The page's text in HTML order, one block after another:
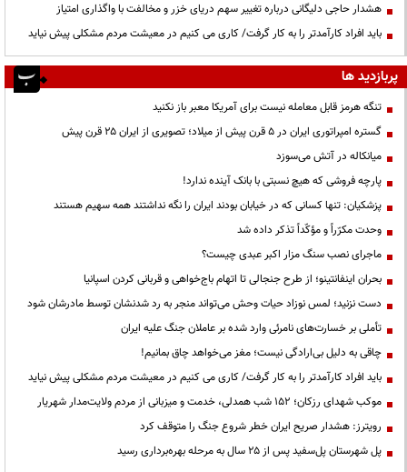
هشدار حاجی دلیگانی درباره تغییر سهم دریای خزر و مخالفت با واگذاری امتیاز
باید افراد کارآمدتر را به کار گرفت/ کاری می کنیم در معیشت مردم مشکلی پیش نیاید
پربازدید ها
تنگه هرمز قابل معامله نیست برای آمریکا معبر باز نکنید
گستره امپراتوری ایران در ۵ قرن پیش از میلاد؛ تصویری از ایران ۲۵ قرن پیش
میانکاله در آتش می‌سوزد
پارچه فروشی که هیچ نسبتی با بانک آینده ندارد!
پزشکیان: تنها کسانی که در خیابان بودند ایران را نگه نداشتند همه سهیم هستند
وحدت مکرّراً و مؤکّداً تذکر داده شد
ماجرای نصب سنگ مزار اکبر عبدی چیست؟
بحران اینفانتینو؛ از طرح جنجالی تا اتهام باج‌خواهی و قربانی کردن اسپانیا
دست نزنید؛ لمس نوزاد حیات وحش می‌تواند منجر به رد شدنشان توسط مادرشان شود
تأملی بر خسارت‌های نامرئی وارد شده بر عاملان جنگ علیه ایران
چاقی به دلیل بی‌ارادگی نیست؛ مغز می‌خواهد چاق بمانیم!
باید افراد کارآمدتر را به کار گرفت/ کاری می کنیم در معیشت مردم مشکلی پیش نیاید
موکب شهدای رزکان؛ ۱۵۲ شب همدلی، خدمت و میزبانی از مردم ولایت‌مدار شهریار
رویترز: هشدار صریح ایران خطر شروع جنگ را متوقف کرد
پل شهرستان پل‌سفید پس از ۲۵ سال به مرحله بهره‌برداری رسید